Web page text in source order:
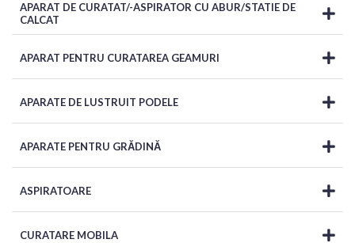
APARAT DE CURATAT/-ASPIRATOR CU ABUR/STATIE DE
CALCAT
APARAT PENTRU CURATAREA GEAMURI
APARATE DE LUSTRUIT PODELE
APARATE PENTRU GRĂDINĂ
ASPIRATOARE
CURATARE MOBILA